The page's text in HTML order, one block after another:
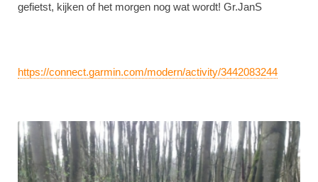
gefietst, kijken of het morgen nog wat wordt! Gr.JanS
https://connect.garmin.com/modern/activity/3442083244